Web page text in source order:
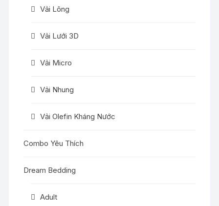
Vải Lông
Vải Lưới 3D
Vải Micro
Vải Nhung
Vải Olefin Kháng Nước
Combo Yêu Thích
Dream Bedding
Adult